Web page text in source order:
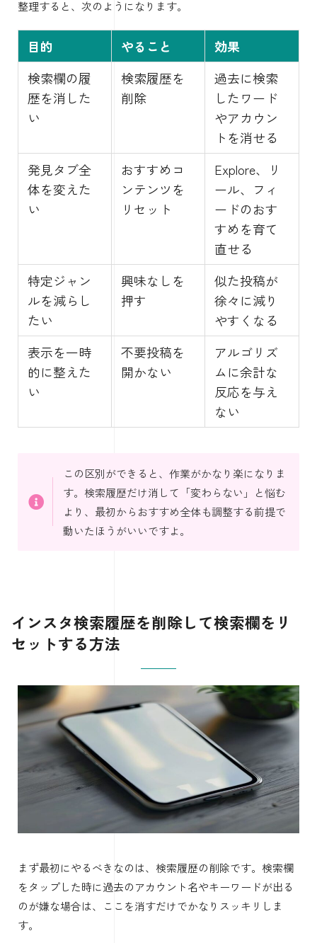
整理すると、次のようになります。
目的 やること
効果
検索欄の履
歴を消した
い
検索履歴を
削除
過去に検索
したワード
やアカウン
トを消せる
発見タブ全
体を変えた
い
おすすめコ
ンテンツを
リセット
Explore、リ
ール、フィ
ードのおす
すめを育て
直せる
特定ジャン
ルを減らし
たい
興味なしを
押す
似た投稿が
徐々に減り
やすくなる
表示を一時
的に整えた
い
不要投稿を
開かない
アルゴリズ
ムに余計な
反応を与え
ない
この区別ができると、作業がかなり楽になりま
す。検索履歴だけ消して「変わらない」と悩む
より、最初からおすすめ全体も調整する前提で
動いたほうがいいですよ。
インスタ検索履歴を削除して検索欄をリ
セットする方法
まず最初にやるべきなのは、検索履歴の削除です。検索欄
をタップした時に過去のアカウント名やキーワードが出る
のが嫌な場合は、ここを消すだけでかなりスッキリしま
す。